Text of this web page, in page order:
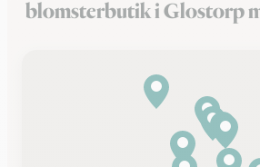
blomsterbutik i Glostorp